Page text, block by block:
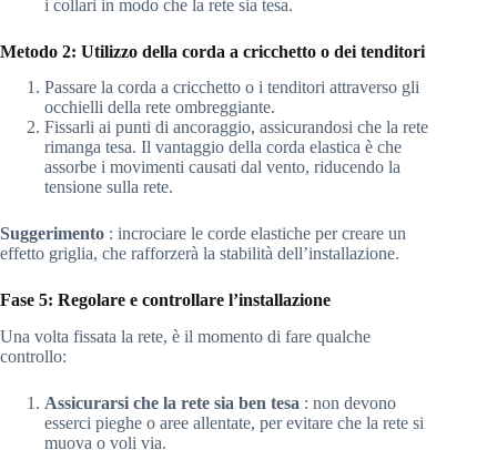
i collari in modo che la rete sia tesa.
Metodo 2: Utilizzo della corda a cricchetto o dei tenditori
Passare la corda a cricchetto o i tenditori attraverso gli
occhielli della rete ombreggiante.
Fissarli ai punti di ancoraggio, assicurandosi che la rete
rimanga tesa. Il vantaggio della corda elastica è che
assorbe i movimenti causati dal vento, riducendo la
tensione sulla rete.
Suggerimento : incrociare le corde elastiche per creare un
effetto griglia, che rafforzerà la stabilità dell’installazione.
Fase 5: Regolare e controllare l’installazione
Una volta fissata la rete, è il momento di fare qualche
controllo:
Assicurarsi che la rete sia ben tesa : non devono
esserci pieghe o aree allentate, per evitare che la rete si
muova o voli via.